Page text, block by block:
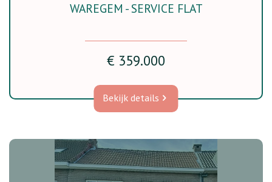
WAREGEM - SERVICE FLAT
€ 359.000
Bekijk details